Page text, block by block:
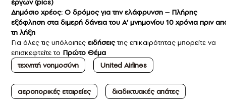
Δημόσιο χρέος: Ο δρόμος για την ελάφρυνση – Πλήρης
εξόφληση στα διμερή δάνεια του Α’ μνημονίου 10 χρόνια πριν
τη λήξη
Για όλες τις υπόλοιπες ειδήσειςτης επικαιρότητας μπορείτε να
επισκεφτείτε το Πρώτο Θέμα
τεχνητή νοημοσύνη
United Airlines
αεροπορικές εταιρείες διαδικτυακές απάτες